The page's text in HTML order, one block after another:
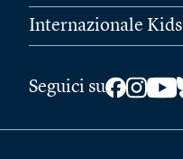
Internazionale Kids
Seguici su